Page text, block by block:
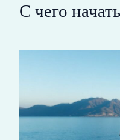
С чего